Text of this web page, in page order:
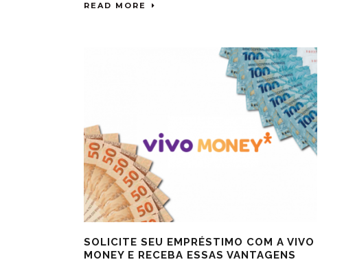
READ MORE
SOLICITE SEU EMPRÉSTIMO COM A VIVO
MONEY E RECEBA ESSAS VANTAGENS